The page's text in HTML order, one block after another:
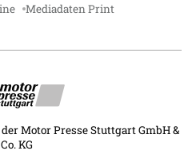
Mediadaten Print
Motor Presse Stuttgart GmbH &
Co. KG